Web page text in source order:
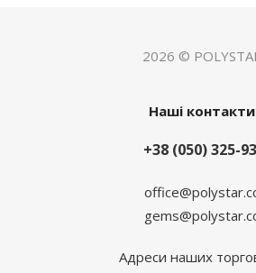
2026 ©
Наші контакти
+38 (050) 325-
Адреси наших